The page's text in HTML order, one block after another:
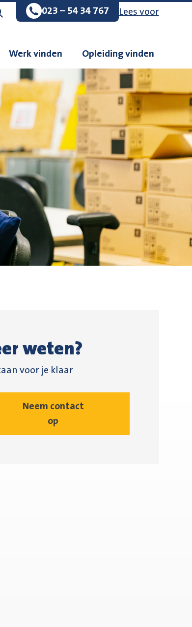
op de website
023 – 54 34 767 Lees voor
Werk vinden Opleiding vinden
weten?
voor je klaar
Neem contact
op